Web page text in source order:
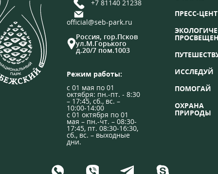
+7 81140 21238
official@seb-park.ru
Россия, гор.Псков
ул.М.Горького
д.20/7 пом.1003
Режим работы:
с 01 мая по 01
октября: пн.-пт. - 8:30
– 17:45, сб., вс. –
10:00-14:00
с 01 октября по 01
мая – пн.-чт. – 08:30-
17:45, пт. 08:30-16:30,
сб., вс. – выходные
дни.
ПРЕСС-
ИССЛЕДУЙ
ПОМОГАЙ
ОХРАНА
ПРИРОДЫ